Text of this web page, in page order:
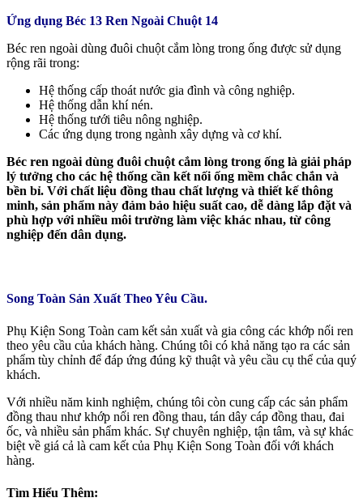
Ứng dụng Béc 13 Ren Ngoài Chuột 14
Béc ren ngoài dùng đuôi chuột cắm lòng trong ống được sử dụng
rộng rãi trong:
Hệ thống cấp thoát nước gia đình và công nghiệp.
Hệ thống dẫn khí nén.
Hệ thống tưới tiêu nông nghiệp.
Các ứng dụng trong ngành xây dựng và cơ khí.
Béc ren ngoài dùng đuôi chuột cắm lòng trong ống là giải pháp
lý tưởng cho các hệ thống cần kết nối ống mềm chắc chắn và
bền bỉ. Với chất liệu đồng thau chất lượng và thiết kế thông
minh, sản phẩm này đảm bảo hiệu suất cao, dễ dàng lắp đặt và
phù hợp với nhiều môi trường làm việc khác nhau, từ công
nghiệp đến dân dụng.
Song Toàn Sản Xuất Theo Yêu Cầu.
Phụ Kiện Song Toàn cam kết sản xuất và gia công các khớp nối ren
theo yêu cầu của khách hàng. Chúng tôi có khả năng tạo ra các sản
phẩm tùy chỉnh để đáp ứng đúng kỹ thuật và yêu cầu cụ thể của quý
khách.
Với nhiều năm kinh nghiệm, chúng tôi còn cung cấp các sản phẩm
đồng thau như khớp nối ren đồng thau, tán dây cáp đồng thau, đai
ốc, và nhiều sản phẩm khác. Sự chuyên nghiệp, tận tâm, và sự khác
biệt về giá cả là cam kết của Phụ Kiện Song Toàn đối với khách
hàng.
Tìm Hiểu Thêm: